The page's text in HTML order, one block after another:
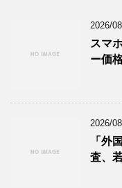
2026/
スマ
ー価
2026/
「外
査、